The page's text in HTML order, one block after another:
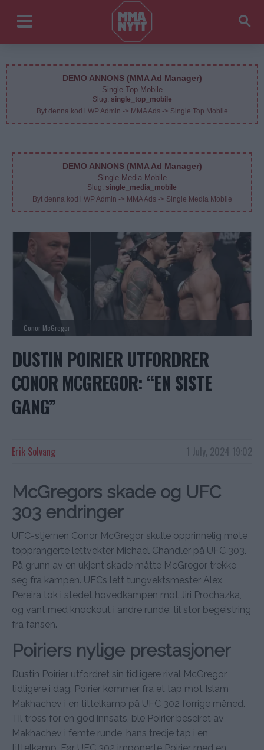
DEMO ANNONS (MMA Ad Manager)
Single Top Mobile
Slug: single_top_mobile
Byt denna kod i WP Admin -> MMA Ads -> Single Top Mobile
DEMO ANNONS (MMA Ad Manager)
Single Media Mobile
Slug: single_media_mobile
Byt denna kod i WP Admin -> MMA Ads -> Single Media Mobile
Conor McGregor
DUSTIN POIRIER UTFORDRER
CONOR MCGREGOR: “EN SISTE
GANG”
1 July, 2024 19:02
Erik Solvang
McGregors skade og UFC
303 endringer
UFC-stjernen Conor McGregor skulle opprinnelig møte
topprangerte lettvekter Michael Chandler på UFC 303.
På grunn av en ukjent skade måtte McGregor trekke
seg fra kampen. UFCs lett tungvektsmester Alex
Pereira tok i stedet hovedkampen mot Jiri Prochazka,
og vant med knockout i andre runde, til stor begeistring
fra fansen.
Poiriers nylige prestasjoner
Dustin Poirier utfordret sin tidligere rival McGregor
tidligere i dag. Poirier kommer fra et tap mot Islam
Makhachev i en tittelkamp på UFC 302 forrige måned.
Til tross for en god innsats, ble Poirier beseiret av
Makhachev i femte runde, hans tredje tap i en